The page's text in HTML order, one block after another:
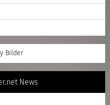
Bilder
News